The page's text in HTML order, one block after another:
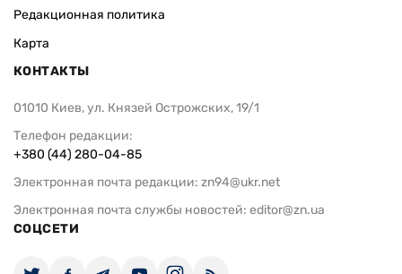
Редакционная политика
Карта
КОНТАКТЫ
01010 Киев, ул. Князей Острожских, 19/1
Телефон редакции:
+380 (44) 280-04-85
Электронная почта редакции: zn94@ukr.net
Электронная почта службы новостей: editor@zn.ua
СОЦСЕТИ